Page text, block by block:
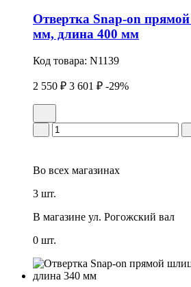
Отвертка Snap-on
мм, длина 400 мм
Код товара: N1139
2 550 ₽ 3 601 ₽ -29%
Во всех магазинах
3 шт.
В магазине ул. Рогожский вал
0 шт.